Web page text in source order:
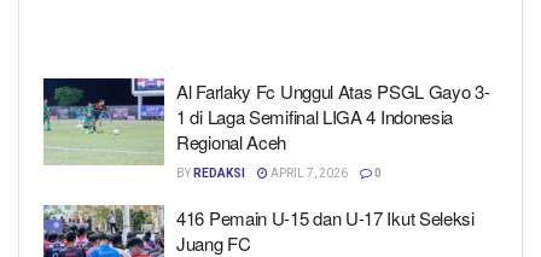
Al Farlaky Fc Unggul Atas PSGL Gayo 3-
1 di Laga Semifinal LIGA 4 Indonesia
Regional Aceh
BY REDAKSI APRIL 7, 2026 0
416 Pemain U-15 dan U-17 Ikut Seleksi
Juang FC